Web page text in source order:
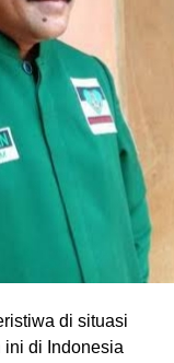
di situasi
di Indonesia